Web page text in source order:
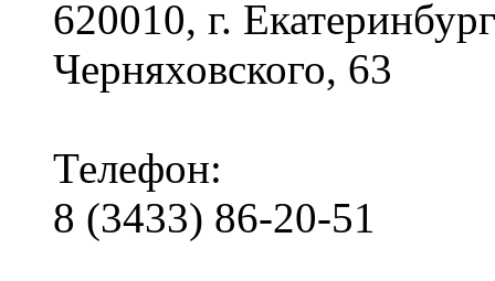
620010, г. Екатеринбург
Черняховского, 63
Телефон:
8 (3433) 86-20-51